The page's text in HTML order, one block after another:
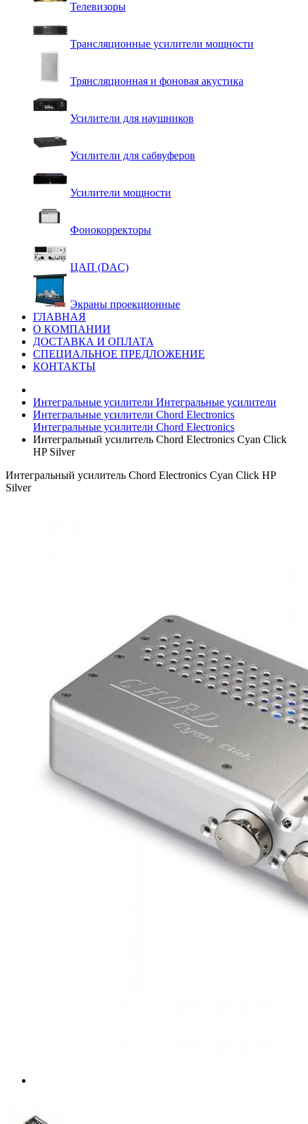
Телевизоры
Трансляционные усилители мощности
Трянсляционная и фоновая акустика
Усилители для наушников
Усилители для сабвуферов
Усилители мощности
Фонокорректоры
ЦАП (DAC)
Экраны проекционные
ГЛАВНАЯ
О КОМПАНИИ
ДОСТАВКА И ОПЛАТА
СПЕЦИАЛЬНОЕ ПРЕДЛОЖЕНИЕ
КОНТАКТЫ
Интегральные усилители Интегральные усилители
Интегральные усилители Chord Electronics
Интегральные усилители Chord Electronics
Интегральный усилитель Chord Electronics Cyan Click
HP Silver
Интегральный усилитель Chord Electronics Cyan Click HP
Silver